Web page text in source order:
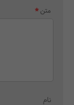
متن
نام